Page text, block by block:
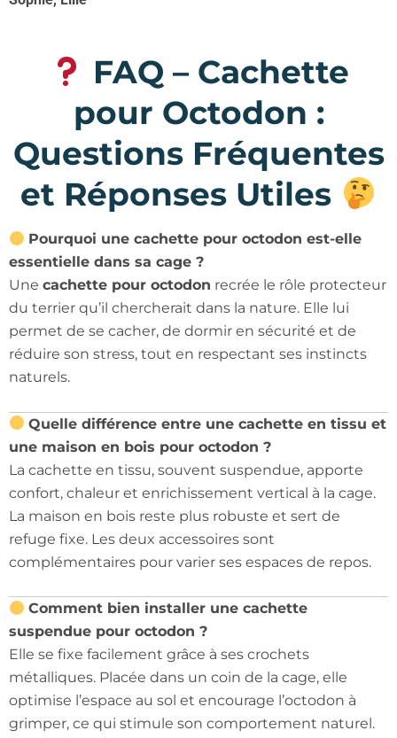
FAQ – Cachette
pour Octodon :
Questions Fréquentes
et Réponses Utiles
Pourquoi une cachette pour octodon est-elle
essentielle dans sa cage ?
Une cachette pour octodon recrée le rôle protecteur
du terrier qu’il chercherait dans la nature. Elle lui
permet de se cacher, de dormir en sécurité et de
réduire son stress, tout en respectant ses instincts
naturels.
Quelle différence entre une cachette en tissu et
une maison en bois pour octodon ?
La cachette en tissu, souvent suspendue, apporte
confort, chaleur et enrichissement vertical à la cage.
La maison en bois reste plus robuste et sert de
refuge fixe. Les deux accessoires sont
complémentaires pour varier ses espaces de repos.
Comment bien installer une cachette
suspendue pour octodon ?
Elle se fixe facilement grâce à ses crochets
métalliques. Placée dans un coin de la cage, elle
optimise l’espace au sol et encourage l’octodon à
grimper, ce qui stimule son comportement naturel.